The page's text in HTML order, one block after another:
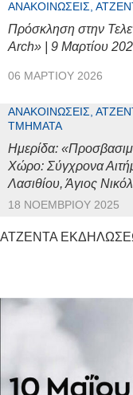
ΑΝΑΚΟΙΝΏΣΕΙΣ,
Πρόσκληση στην
Arch» | 9 Μαρτίου
06 ΜΑΡΤΊΟΥ 2026
ΑΝΑΚΟΙΝΏΣΕΙΣ,
ΤΜΉΜΑΤΑ
Ημερίδα:
Χώρο: Σύγχρονα
Λασιθίου, Άγιος
18 ΝΟΕΜΒΡΊΟΥ 2025
ΑΤΖΕΝΤΑ